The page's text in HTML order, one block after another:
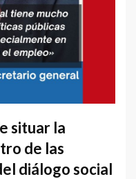
situar la
de las
diálogo social